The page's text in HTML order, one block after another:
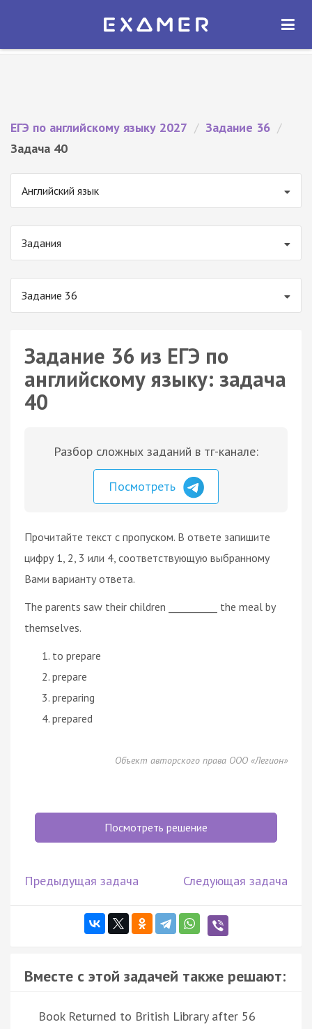
Экзамер — ЕГЭ 2027
ОТКРЫТЬ
ЕГЭ по английскому языку 2027 / Задание 36 /
Задача 40
Английский язык
Задания
Задание 36
Задание 36 из ЕГЭ по
английскому языку: задача
40
Разбор сложных заданий в тг-канале:
Посмотреть
Прочитайте текст с пропуском. В ответе запишите
цифру 1, 2, 3 или 4, соответствующую выбранному
Вами варианту ответа.
The parents saw their children __________ the meal by
themselves.
to prepare
prepare
preparing
prepared
Объект авторского права ООО «Легион»
Посмотреть решение
Предыдущая задача Следующая задача
Вместе с этой задачей также решают:
Book Returned to British Library after 56